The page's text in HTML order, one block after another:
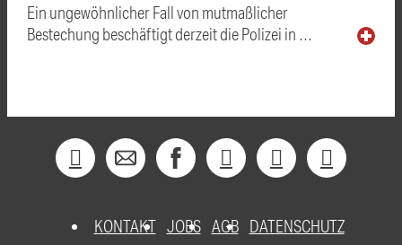
Ein ungewöhnlicher Fall von mutmaßlicher
Bestechung beschäftigt derzeit die Polizei in …
KONTAKT JOBS AGB DATENSCHUTZ